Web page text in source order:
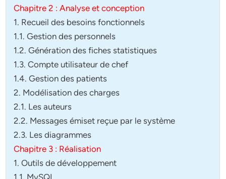
Chapitre 2 : Analyse et conception
1. Recueil des besoins fonctionnels
1.1. Gestion des personnels
1.2. Génération des fiches statistiques
1.3. Compte utilisateur de chef
1.4. Gestion des patients
2. Modélisation des charges
2.1. Les auteurs
2.2. Messages émiset reçue par le système
2.3. Les diagrammes
Chapitre 3 : Réalisation
1. Outils de développement